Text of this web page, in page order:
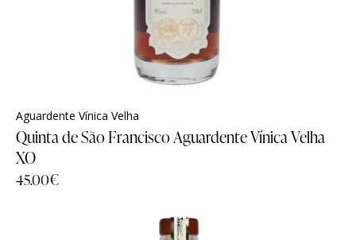
Aguardente Vínica Velha
Quinta de São Francisco Aguardente Vínica Velha
XO
45.00€